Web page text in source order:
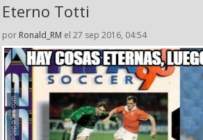
Eterno Totti
por Ronald_RM el 27 sep 2016, 04:54